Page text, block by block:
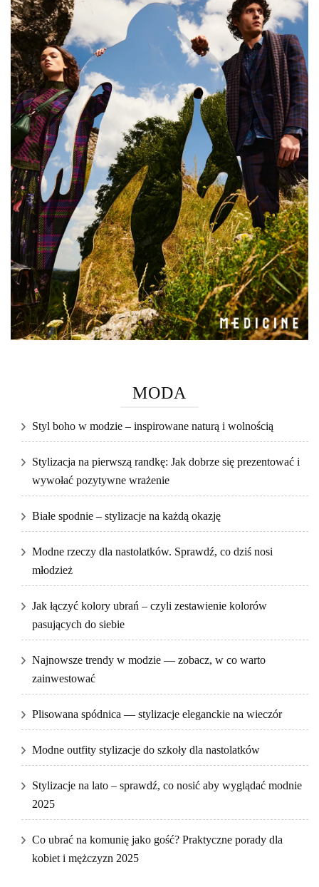
MODA
Styl boho w modzie – inspirowane naturą i wolnością
Stylizacja na pierwszą randkę: Jak dobrze się prezentować i
wywołać pozytywne wrażenie
Białe spodnie – stylizacje na każdą okazję
Modne rzeczy dla nastolatków. Sprawdź, co dziś nosi
młodzież
Jak łączyć kolory ubrań – czyli zestawienie kolorów
pasujących do siebie
Najnowsze trendy w modzie — zobacz, w co warto
zainwestować
Plisowana spódnica — stylizacje eleganckie na wieczór
Modne outfity stylizacje do szkoły dla nastolatków
Stylizacje na lato – sprawdź, co nosić aby wyglądać modnie
2025
Co ubrać na komunię jako gość? Praktyczne porady dla
kobiet i mężczyzn 2025